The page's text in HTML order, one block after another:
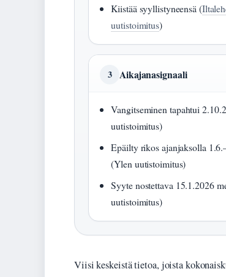
Kiistää syyllistyneensä (
uutistoimitus)
3 Aikajanasignaali
Vangitseminen tapahtui
uutistoimitus)
Epäilty rikos ajanjaksolla
(Ylen uutistoimitus)
Syyte nostettava 15.1.2026
uutistoimitus)
Viisi keskeistä tietoa, joista